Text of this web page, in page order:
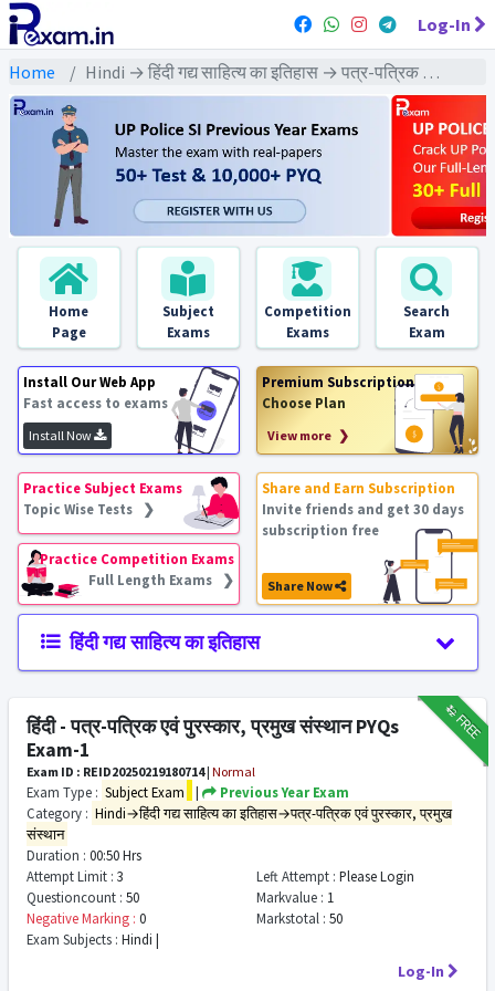
Log-In
Home Hindi → हिंदी गद्य साहित्य का इतिहास → पत्र-पत्रिक एवं पुरस्कार, प्रमुख संस्थान
Home
Page
Subject
Exams
Competition
Exams
Search
Exam
Install Our Web App
Fast access to exams
Install Now
Premium Subscription
Choose Plan
View more ❯
Practice Subject Exams
Topic Wise Tests ❯
Practice Competition Exams
Full Length Exams ❯
Share and Earn Subscription
Invite friends and get 30 days
subscription free
Share Now
हिंदी गद्य साहित्य का इतिहास
₹12FREE
हिंदी - पत्र-पत्रिक एवं पुरस्कार, प्रमुख संस्थान PYQs
Exam-1
Exam ID : REID20250219180714| Normal
Exam Type : Subject Exam |
Previous Year Exam
Category : Hindi→हिंदी गद्य साहित्य का इतिहास→पत्र-पत्रिक एवं पुरस्कार, प्रमुख
संस्थान
Duration : 00:50 Hrs
Attempt Limit : 3 Left Attempt : Please Login
Questioncount : 50 Markvalue : 1
Negative Marking : 0 Markstotal : 50
Exam Subjects : Hindi |
Log-In